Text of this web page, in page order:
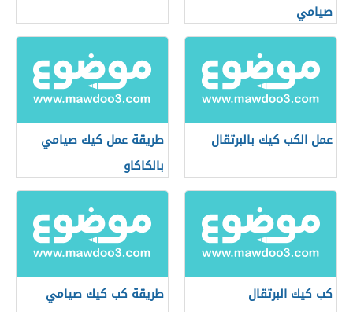
صيامي
عمل الكب كيك بالبرتقال
طريقة عمل كيك صيامي
بالكاكاو
كب كيك البرتقال طريقة كب كيك صيامي